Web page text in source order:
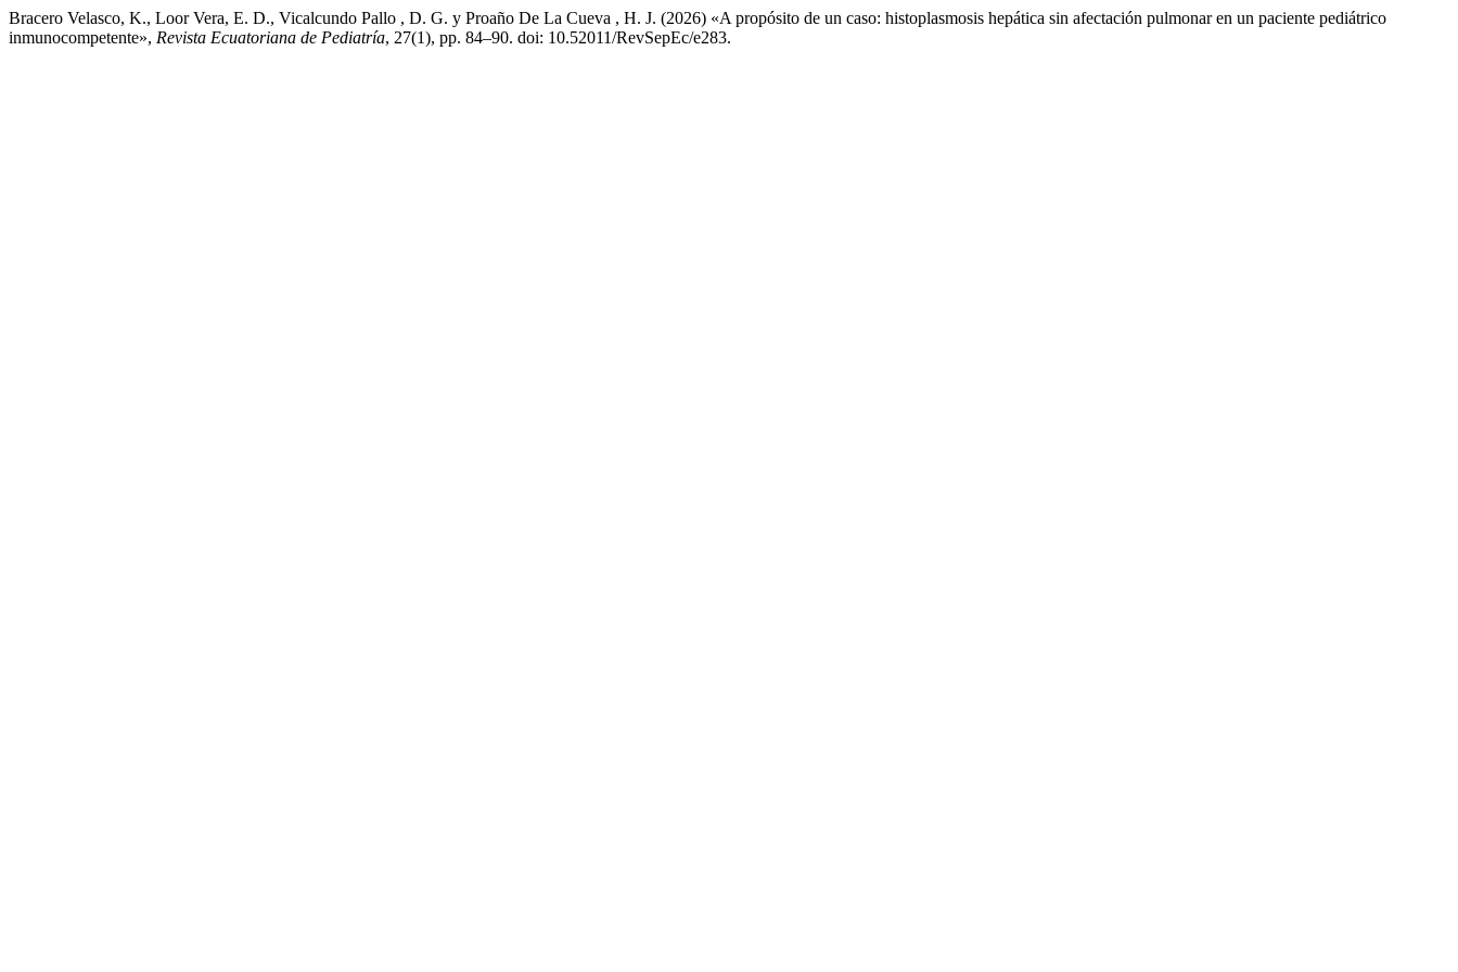
Bracero Velasco, K., Loor Vera, E. D., Vicalcundo Pallo , D. G. y Proaño De La Cueva , H. J. (2026) «A propósito de un caso: histoplasmosis hepática sin afectación pulmonar en un paciente pediátrico
inmunocompetente», Revista Ecuatoriana de Pediatría, 27(1), pp. 84–90. doi: 10.52011/RevSepEc/e283.